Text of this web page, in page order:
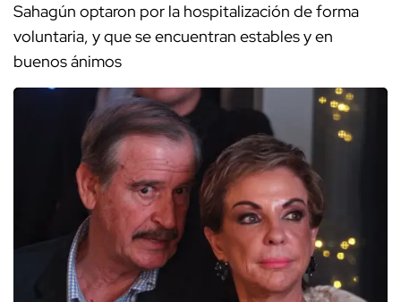
Sahagún optaron por la hospitalización de forma
voluntaria, y que se encuentran estables y en
buenos ánimos